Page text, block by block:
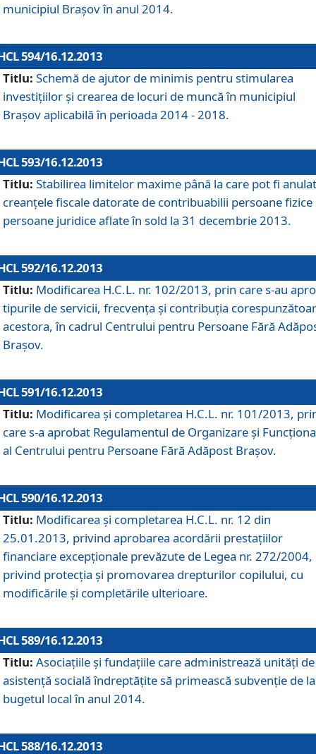
municipiul Braşov în anul 2014.
594/16.12.2013
Titlu: Schemă de ajutor de minimis pentru stimularea
investiţiilor şi crearea de locuri de muncă în municipiul
Braşov aplicabilă în perioada 2014 - 2018.
593/16.12.2013
Titlu: Stabilirea limitelor maxime până la care pot fi
creanţele fiscale datorate de contribuabilii persoane fizice
persoane juridice aflate în sold la 31 decembrie 2013.
592/16.12.2013
Titlu: Modificarea H.C.L. nr. 102/2013, prin care s-au
tipurile de servicii, frecvenţa şi contribuţia
acestora, în cadrul Centrului pentru Persoane Fără
Braşov.
591/16.12.2013
Titlu: Modificarea şi completarea H.C.L. nr. 101/2013,
care s-a aprobat Regulamentul de Organizare şi
al Centrului pentru Persoane Fără Adăpost Braşov.
590/16.12.2013
Titlu: Modificarea şi completarea H.C.L. nr. 12 din
25.01.2013, privind aprobarea acordării prestaţiilor
financiare excepţionale prevăzute de Legea nr. 272/2004,
privind protecţia şi promovarea drepturilor copilului, cu
modificările şi completările ulterioare.
589/16.12.2013
Titlu: Asociaţiile şi fundaţiile care administrează unităţi de
asistenţă socială îndreptăţite să primească subvenţie de la
bugetul local în anul 2014.
588/16.12.2013